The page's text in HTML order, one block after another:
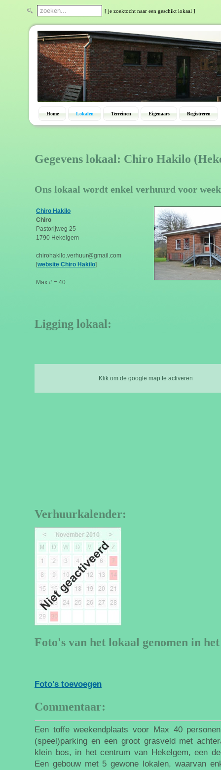
[ je zoektocht naar een geschikt lokaal ]
Home Lokalen Terreinen Eigenaars Registreren
Gegevens lokaal: Chiro Hakilo
Ons lokaal wordt enkel verhuurd voor
Chiro Hakilo
Chiro
Pastorijweg 25
1790 Hekelgem
chirohakilo.verhuur@gmail.com
[website Chiro Hakilo]
Max # = 40
Ligging lokaal:
Klik om de google map te activeren
Verhuurkalender:
Foto's van het lokaal genomen in
Foto's toevoegen
Commentaar:
Een toffe weekendplaats voor Max 40
(speel)parking en een groot grasveld met
klein bos, in het centrum van Hekelgem, een
Een gebouw met 5 gewone lokalen, waarvan